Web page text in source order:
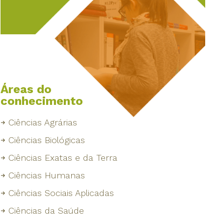
Áreas do
conhecimento
Ciências Agrárias
Ciências Biológicas
Ciências Exatas e da Terra
Ciências Humanas
Ciências Sociais Aplicadas
Ciências da Saúde